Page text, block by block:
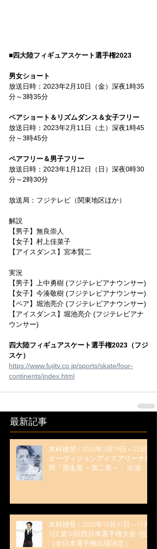
■四大陸フィギュアスケート選手権2023
男女ショート
放送日時：2023年2月10日（金）深夜1時35
分～3時35分
ペアショート＆リズムダンス＆女子フリー
放送日時：2023年2月11日（土）深夜1時45
分～3時45分
ペアフリー＆男子フリー
放送日時：2023年1月12日（日）深夜0時30
分～2時30分
放送局：フジテレビ（関東地区ほか）
解説
【男子】無良崇人
【女子】村上佳菜子
【アイスダンス】宮本賢二
実況
【男子】上中勇樹 (フジテレビアナウンサー)
【女子】今湊敬樹 (フジテレビアナウンサー)
【ペア】堀池亮介 (フジテレビアナウンサー)
【アイスダンス】堀池亮介 (フジテレビアナ
ウンサー)
四大陸フィギュアスケート選手権2023（フジ
スケ）
https://www.fujitv.co.jp/sports/skate/four-
continents/index.html
最新記事
木科雄登 / 2026年3月19日～22日
オーヴィジョンアイスアリーナ福
岡「滑走屋 ～第二巻～」 出演
木科雄登 / 2025年10月31日～11月
3日 第50回西日本選手権大会 7位
（全日本選手権出場決定）